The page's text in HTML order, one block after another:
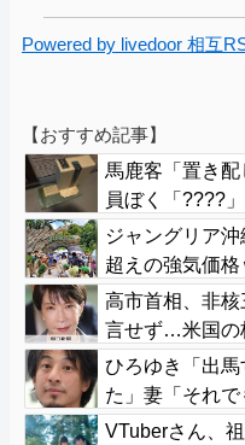
Powered by livedoor 相互
【おすすめ記事】
馬鹿客「置き
員ぼく「????」
ジャングリア
超えの強気価格
高市首相、非
言せず…米国の
問題意識か
ひろゆき「出
た」妻「それ
ｗｗｗｗｗ
VTuberさん、